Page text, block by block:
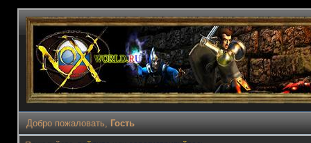
Добро пожаловать, Гость